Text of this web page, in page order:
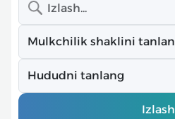
Izlash